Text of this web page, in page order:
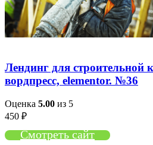
Лендинг для строительной
вордпресс, elementor. №36
Оценка 5.00 из 5
450 ₽
Смотреть сайт